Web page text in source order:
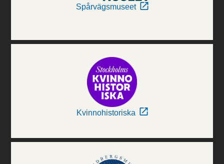
Spårvägsmuseet
Kvinnohistoriska